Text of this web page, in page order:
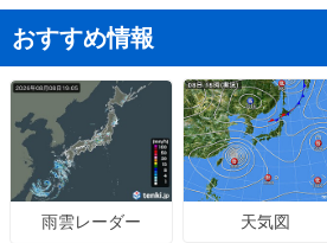
おすすめ情報
雨雲レーダー 天気図